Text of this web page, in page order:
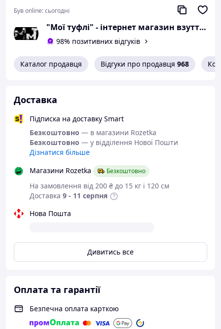
Якісне взуття від
українського
виробника
сезонів, здається, зовсім витіснило інші
моделі і фасони. Тож не дивно, що воно
стає все різноманітнішим.
Масивна платформа знову в тренді і
дизайнери кросівок не могли пройти
повз. Сучасні платформи дуже високі,
нарочито масивні, але зручні навіть для
довгих прогулянок.
Колір:
зелений.
Матеріал верху:штучний лак (эко-лак).
Матеріал середини:натуральна шкіра.
Матеріал підошви:
підошва взуття, виготовлена з
хорошою гнучкістю, міцністю і легкістю.
Фабричне виробництво.
37.
Відповідність розміру
Був online:сьогодні
"Мої туфлі" - інтернет магазин взуття на всі випадки життя.
98% позитивних відгуків
Каталог продавця Відгуки про продавця 968
Доставка
Підписка на доставку Smart
Безкоштовно — в магазини Rozetka
Безкоштовно — у відділення Нової Пошти
Дізнатися більше
Магазини Rozetka
Безкоштовно
На замовлення від 200 ₴ до 15 кг і 120 см
Доставка 9 - 11 серпня
Нова Пошта
Дивитись все
Оплата та гарантії
Безпечна оплата карткою